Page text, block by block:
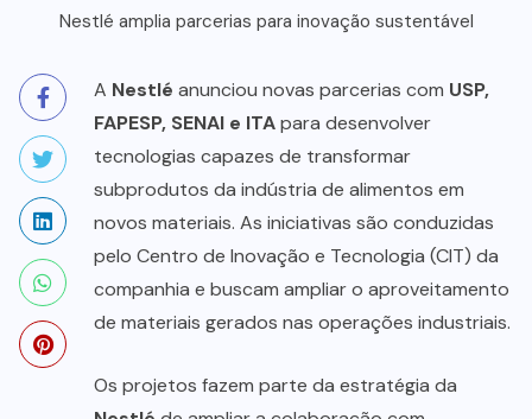
Nestlé amplia parcerias para inovação sustentável
A Nestlé anunciou novas parcerias com USP,
FAPESP, SENAI e ITApara desenvolver
tecnologias capazes de transformar
subprodutos da indústria de alimentos em
novos materiais. As iniciativas são conduzidas
pelo Centro de Inovação e Tecnologia (CIT) da
companhia e buscam ampliar o aproveitamento
de materiais gerados nas operações industriais.
Os projetos fazem parte da estratégia da